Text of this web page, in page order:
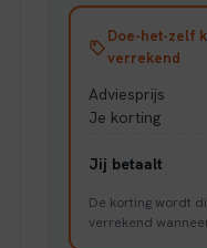
Doe-het-zelf
verrekend
Adviesprijs
Je korting
Jij betaalt
De korting wordt
verrekend